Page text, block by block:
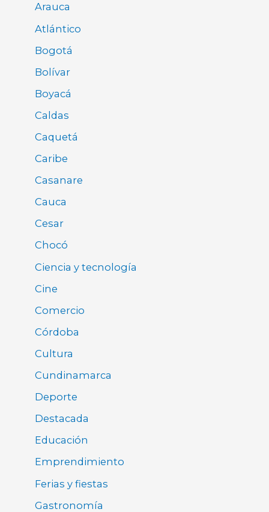
Arauca
Atlántico
Bogotá
Bolívar
Boyacá
Caldas
Caquetá
Caribe
Casanare
Cauca
Cesar
Chocó
Ciencia y tecnología
Cine
Comercio
Córdoba
Cultura
Cundinamarca
Deporte
Destacada
Educación
Emprendimiento
Ferias y fiestas
Gastronomía